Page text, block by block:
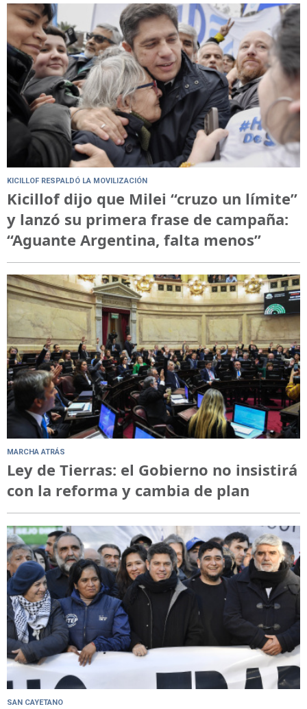
KICILLOF RESPALDÓ LA MOVILIZACIÓN
Kicillof dijo que Milei “cruzo un límite”
y lanzó su primera frase de campaña:
“Aguante Argentina, falta menos”
MARCHA ATRÁS
Ley de Tierras: el Gobierno no insistirá
con la reforma y cambia de plan
SAN CAYETANO